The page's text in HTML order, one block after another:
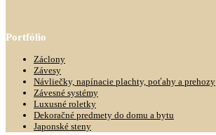
Portfólio
Záclony
Závesy
Návliečky, napínacie plachty, poťahy a prehozy
Závesné systémy
Luxusné roletky
Dekoračné predmety do domu a bytu
Japonské steny